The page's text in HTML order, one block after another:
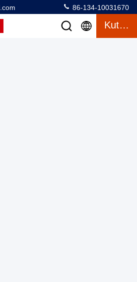
86-134-10031670
Kutipan
Microdisplay dengan Scalene
dan Resolusi 1920×1080